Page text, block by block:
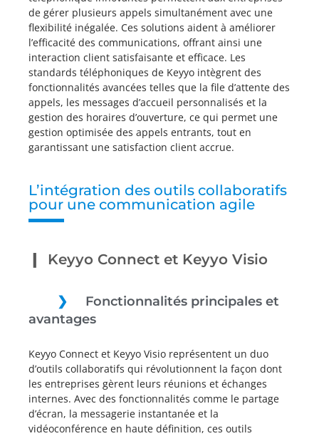
de gérer plusieurs appels simultanément avec une
flexibilité inégalée. Ces solutions aident à améliorer
l’efficacité des communications, offrant ainsi une
interaction client satisfaisante et efficace. Les
standards téléphoniques de Keyyo intègrent des
fonctionnalités avancées telles que la file d’attente des
appels, les messages d’accueil personnalisés et la
gestion des horaires d’ouverture, ce qui permet une
gestion optimisée des appels entrants, tout en
garantissant une satisfaction client accrue.
L’intégration des outils collaboratifs
pour une communication agile
Keyyo Connect et Keyyo Visio
Fonctionnalités principales et
avantages
Keyyo Connect et Keyyo Visio représentent un duo
d’outils collaboratifs qui révolutionnent la façon dont
les entreprises gèrent leurs réunions et échanges
internes. Avec des fonctionnalités comme le partage
d’écran, la messagerie instantanée et la
vidéoconférence en haute définition, ces outils